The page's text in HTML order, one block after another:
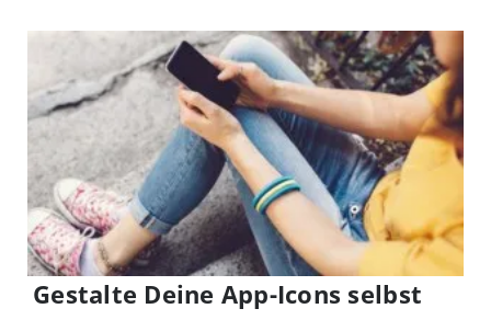
Gestalte Deine App-Icons selbst